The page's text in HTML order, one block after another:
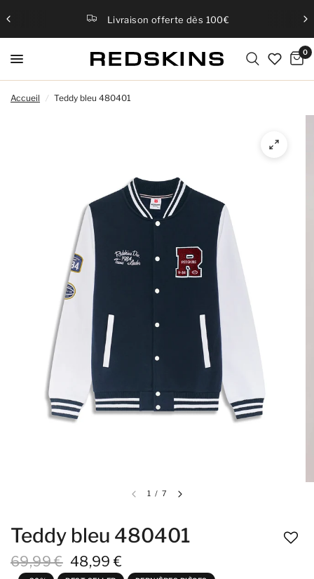
Livraison offerte dès 100€
0
Accueil / Teddy bleu 480401
1 / 7
Teddy bleu 480401
69,99 € 48,99 €